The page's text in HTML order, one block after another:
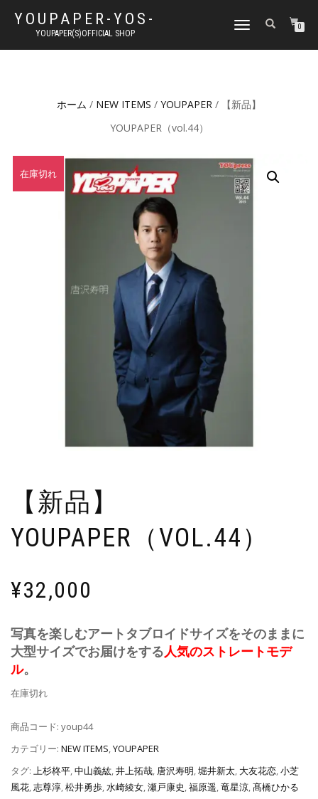
YOUPAPER-YOS-
YOUPAPER(S)OFFICIAL SHOP
ナ
ゲ
ン
え
0
ホーム / NEW ITEMS / YOUPAPER / 【新品】
YOUPAPER（vol.44）
在庫切れ
【新品】
YOUPAPER（VOL.44）
¥32,000
写真を楽しむアートタブロイドサイズをそのままに
大型サイズでお届けをする人気のストレートモデ
ル。
在庫切れ
商品コード: youp44
カテゴリー: NEW ITEMS,YOUPAPER
タグ: 上杉柊平,中山義紘,井上拓哉, 唐沢寿明,堀井新太, 大友花恋,小芝
風花,志尊淳,松井勇歩,水崎綾女,瀬戸康史,福原遥,竜星涼,髙橋ひかる